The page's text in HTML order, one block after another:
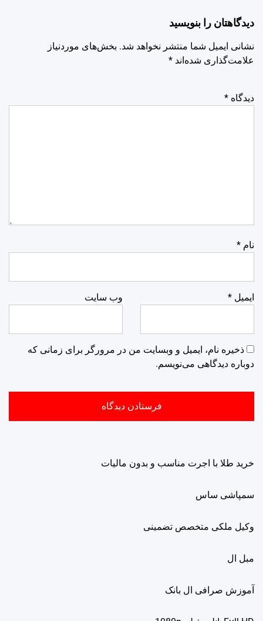
دیدگاهتان را بنویسید
نشانی ایمیل شما منتشر نخواهد شد. بخش‌های موردنیاز
علامت‌گذاری شده‌اند *
دیدگاه *
نام *
ایمیل * وب‌ سایت
ذخیره نام، ایمیل و وبسایت من در مرورگر برای زمانی که
دوباره دیدگاهی می‌نویسم.
خرید طلا با اجرت مناسب و بدون مالیات
سمپاشی ساس
وکیل ملکی متخصص تضمینی
مبل ال
آموزش صرافی ال بانک